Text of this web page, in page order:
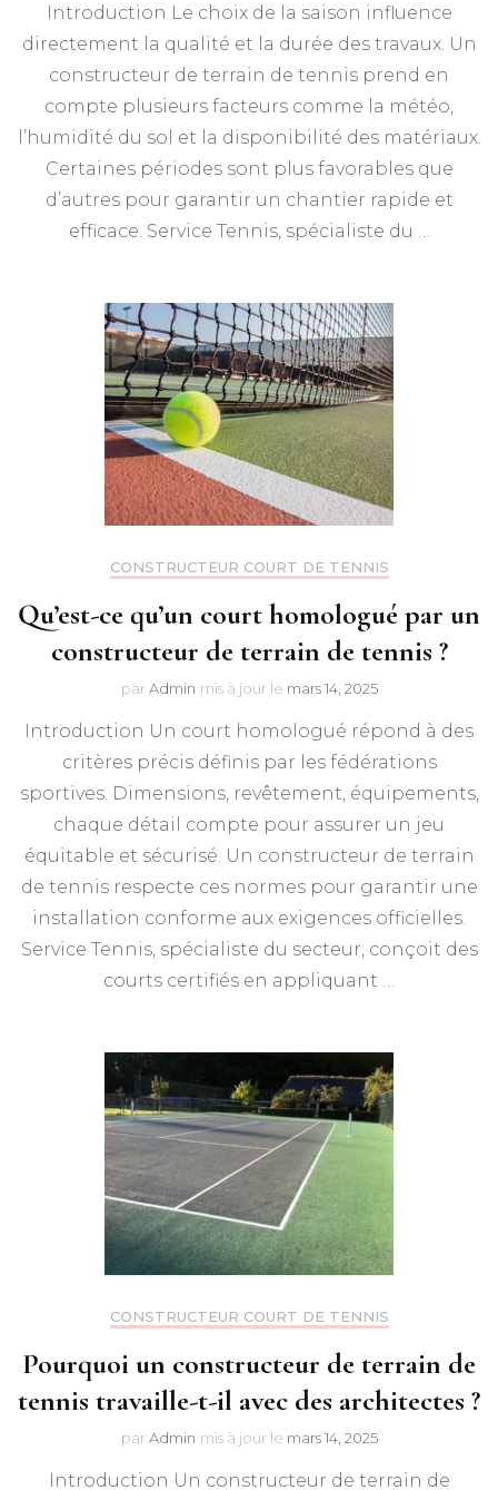
Introduction Le choix de la saison influence
directement la qualité et la durée des travaux. Un
constructeur de terrain de tennis prend en
compte plusieurs facteurs comme la météo,
l’humidité du sol et la disponibilité des matériaux.
Certaines périodes sont plus favorables que
d’autres pour garantir un chantier rapide et
efficace. Service Tennis, spécialiste du …
CONSTRUCTEUR COURT DE TENNIS
Qu’est-ce qu’un court homologué par un
constructeur de terrain de tennis ?
par Admin mis à jour le mars 14, 2025
Introduction Un court homologué répond à des
critères précis définis par les fédérations
sportives. Dimensions, revêtement, équipements,
chaque détail compte pour assurer un jeu
équitable et sécurisé. Un constructeur de terrain
de tennis respecte ces normes pour garantir une
installation conforme aux exigences officielles.
Service Tennis, spécialiste du secteur, conçoit des
courts certifiés en appliquant …
CONSTRUCTEUR COURT DE TENNIS
Pourquoi un constructeur de terrain de
tennis travaille-t-il avec des architectes ?
par Admin mis à jour le mars 14, 2025
Introduction Un constructeur de terrain de